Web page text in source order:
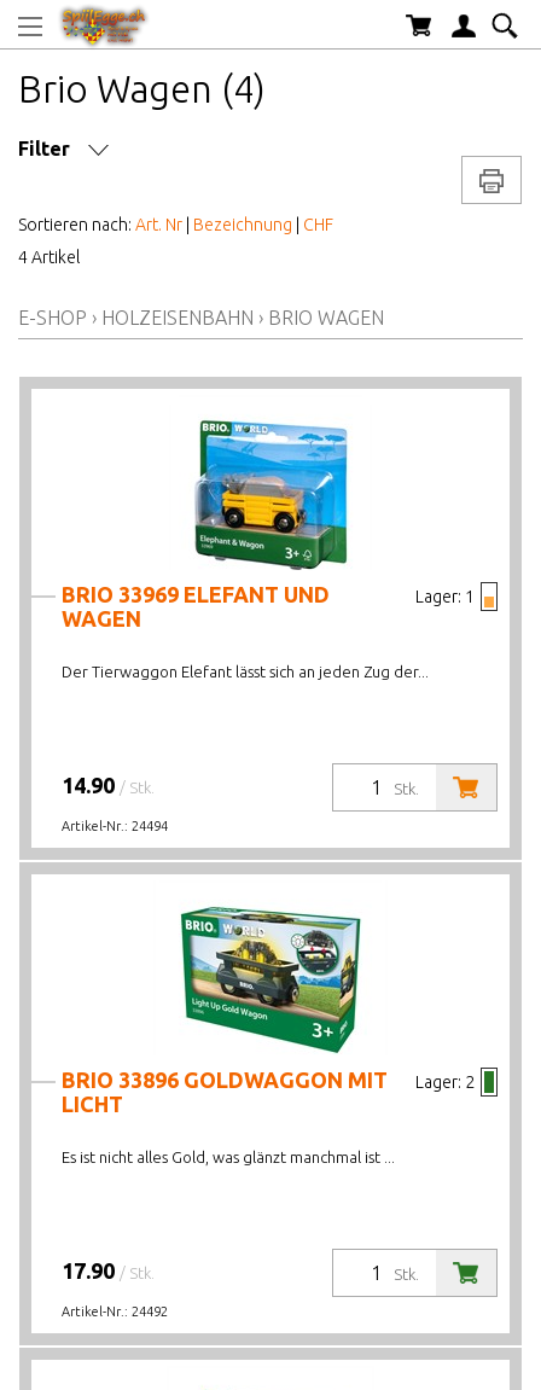
Brio Wagen (4)
Filter
AB WELCHEM ALTER
ALTER AB
PREIS VON BIS
Sortieren nach: Art. Nr Bezeichnung
CHF
4 Artikel
E-SHOP › HOLZEISENBAHN › BRIO WAGEN
Lager: 1
BRIO 33969 ELEFANT UND
WAGEN
Der Tierwaggon Elefant lässt sich an jeden Zug der...
Stk.
14.90 / Stk.
Artikel-Nr.: 24494
Lager: 2
BRIO 33896 GOLDWAGGON MIT
LICHT
Es ist nicht alles Gold, was glänzt manchmal ist ...
Stk.
17.90 / Stk.
Artikel-Nr.: 24492